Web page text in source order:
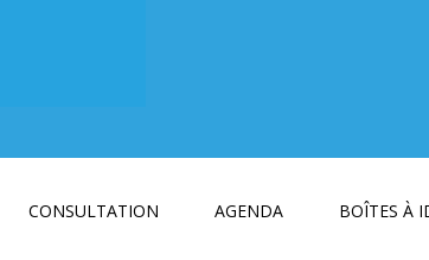
CONSULTATION AGENDA BOÎTES À